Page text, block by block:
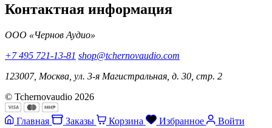
Контактная информация
ООО «Чернов Аудио»
+7 495 721-13-81 shop@tchernovaudio.com
123007, Москва, ул. 3-я Магистральная, д. 30, стр. 2
© Tchernovaudio 2026
Главная Заказы Корзина Избранное Войти